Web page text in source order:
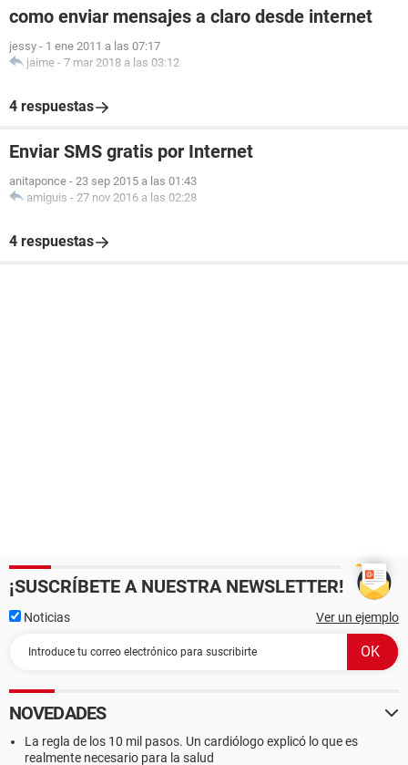
como enviar mensajes a claro desde internet
jessy - 1 ene 2011 a las 07:17
jaime - 7 mar 2018 a las 03:12
4 respuestas
Enviar SMS gratis por Internet
anitaponce - 23 sep 2015 a las 01:43
amiguis - 27 nov 2016 a las 02:28
4 respuestas
¡SUSCRÍBETE A NUESTRA NEWSLETTER!
Noticias Ver un ejemplo
NOVEDADES
La regla de los 10 mil pasos. Un cardiólogo explicó lo que es
realmente necesario para la salud